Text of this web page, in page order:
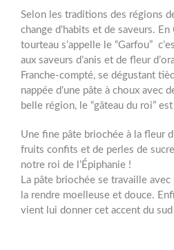
Selon les traditions des régions
change d’habits et de saveurs.
tourteau s’appelle le “Garfou”
aux saveurs d’anis et de fleur
Franche-compté, se dégustant
nappée d’une pâte à choux avec
belle région, le “gâteau du roi”
Une fine pâte briochée à la fleur
fruits confits et de perles de
notre roi de l’Épiphanie !
La pâte briochée se travaille
la rendre moelleuse et douce.
vient lui donner cet accent du